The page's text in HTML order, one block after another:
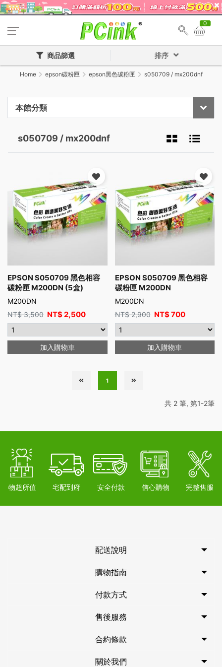
0
商品篩選 排序
Home epson碳粉匣 epson黑色碳粉匣 s050709 / mx200dnf
本館分類
s050709 / mx200dnf
EPSON S050709 黑色相容
碳粉匣 M200DN (5盒)
M200DN
NT$3,500 NT$ 2,500
加入購物車
EPSON S050709 黑色相容
碳粉匣 M200DN
M200DN
NT$2,900 NT$700
加入購物車
1
共 2 筆, 第1-2筆
物超所值 宅配到府 安全付款 信心購物 完整售服
配送說明
購物指南
付款方式
售後服務
合約條款
關於我們